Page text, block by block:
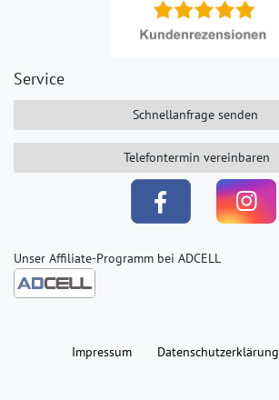
Service
Schnellanfrage senden
Telefontermin vereinbaren
Unser Affiliate-Programm bei ADCELL
Impressum Daten­schutz­erklärung